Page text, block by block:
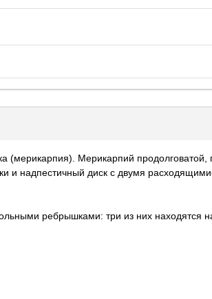
(мерикарпия). Мерикарпий продолговатой,
и надпестичный диск с двумя
ребрышками: три из них находятся